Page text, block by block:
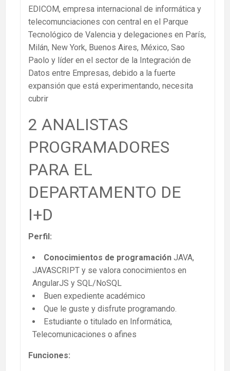
EDICOM, empresa internacional de informática y
telecomunciaciones con central en el Parque
Tecnológico de Valencia y delegaciones en París,
Milán, New York, Buenos Aires, México, Sao
Paolo y líder en el sector de la Integración de
Datos entre Empresas, debido a la fuerte
expansión que está experimentando, necesita
cubrir
2 ANALISTAS
PROGRAMADORES
PARA EL
DEPARTAMENTO DE
I+D
Perfil:
Conocimientos de programación JAVA,
JAVASCRIPT y se valora conocimientos en
AngularJS y SQL/NoSQL
Buen expediente académico
Que le guste y disfrute programando.
Estudiante o titulado en Informática,
Telecomunicaciones o afines
Funciones: